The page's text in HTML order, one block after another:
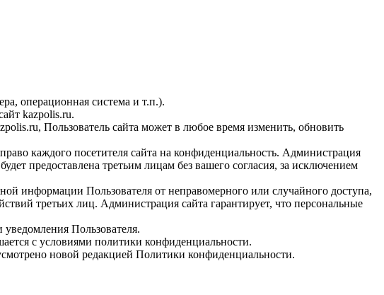
операционная система и т.п.).
kazpolis.ru.
Пользователь сайта может в любое время изменить, обновить
каждого посетителя сайта на конфиденциальность. Администрация
предоставлена третьим лицам без вашего согласия, за исключением
информации Пользователя от неправомерного или случайного доступа,
третьих лиц. Администрация сайта гарантирует, что персональные
Пользователя.
с условиями политики конфиденциальности.
новой редакцией Политики конфиденциальности.